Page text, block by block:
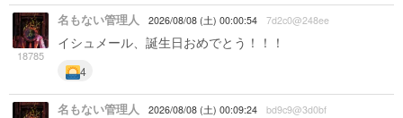
18785
名もない管理人 2026/08/08 (土) 00:00:54 7d2c0@248ee
イシュメール、誕生日おめでとう！！！
4
名もない管理人 2026/08/08 (土) 00:09:24 bd9c9@3d0bf